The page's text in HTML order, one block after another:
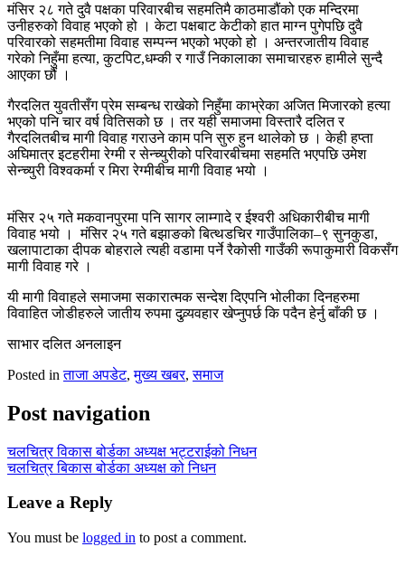
मंसिर २८ गते दुवै पक्षका परिवारबीच सहमतिमै काठमाडौंको एक मन्दिरमा
उनीहरुको विवाह भएको हो । केटा पक्षबाट केटीको हात माग्न पुगेपछि दुवै
परिवारको सहमतीमा विवाह सम्पन्न भएको भएको हो । अन्तरजातीय विवाह
गरेको निहुँमा हत्या, कुटपिट,धम्की र गाउँ निकालाका समाचारहरु हामीले सुन्दै
आएका छौं ।
गैरदलित युवतीसँग प्रेम सम्बन्ध राखेको निहुँमा काभ्रेका अजित मिजारको हत्या
भएको पनि चार वर्ष वितिसको छ । तर यही समाजमा विस्तारै दलित र
गैरदलितबीच मागी विवाह गराउने काम पनि सुरु हुन थालेको छ । केही हप्ता
अघिमात्र इटहरीमा रेग्मी र सेन्च्युरीको परिवारबीचमा सहमति भएपछि उमेश
सेन्च्युरी विश्वकर्मा र मिरा रेग्मीबीच मागी विवाह भयो ।
मंसिर २५ गते मकवानपुरमा पनि सागर लाम्गादे र ईश्वरी अधिकारीबीच मागी
विवाह भयो । मंसिर २५ गते बझाङको बित्थडचिर गाउँपालिका–९ सुनकुडा,
खलापाटाका दीपक बोहराले त्यही वडामा पर्ने रैकोसी गाउँकी रूपाकुमारी विकसँग
मागी विवाह गरे ।
यी मागी विवाहले समाजमा सकारात्मक सन्देश दिएपनि भोलीका दिनहरुमा
विवाहित जोडीहरुले जातीय रुपमा दुव्र्यवहार खेप्नुपर्छ कि पदैन हेर्नु बाँकी छ ।
साभार दलित अनलाइन
Posted inताजा अपडेट,मुख्य खबर,समाज
Post navigation
चलचित्र विकास बोर्डका अध्यक्ष भट्टराईको निधन
चलचित्र बिकास बोर्डका अध्यक्ष को निधन
Leave a Reply
You must be logged in to post a comment.